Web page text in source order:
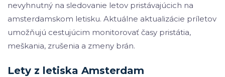
nevyhnutný na sledovanie letov pristávajúcich na
amsterdamskom letisku. Aktuálne aktualizácie príletov
umožňujú cestujúcim monitorovať časy pristátia,
meškania, zrušenia a zmeny brán.
Lety z letiska Amsterdam